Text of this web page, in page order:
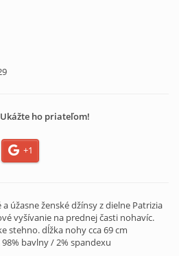
ho priateľom!
+1
úžasne ženské džínsy z dielne Patrizia
vyšívanie na prednej časti nohavíc.
stehno. dĺžka nohy cca 69 cm
bavlny / 2% spandexu